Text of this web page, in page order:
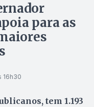
para as
16h30
tem 1.193